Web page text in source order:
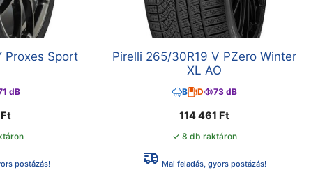
Proxes Sport
dB
Ft
postázás!
Pirelli 265/30R19 V PZero Winter
XL AO
B D 73 dB
114 461 Ft
✓ 8 db raktáron
Mai feladás, gyors postázás!